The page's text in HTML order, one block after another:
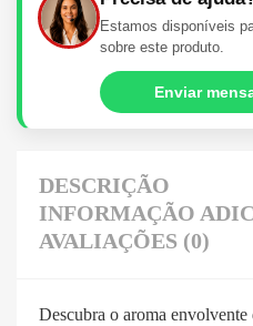
Estamos disponíveis
sobre este produto.
Enviar
DESCRIÇÃO
INFORMAÇÃO
AVALIAÇÕES (0)
Descubra o aroma